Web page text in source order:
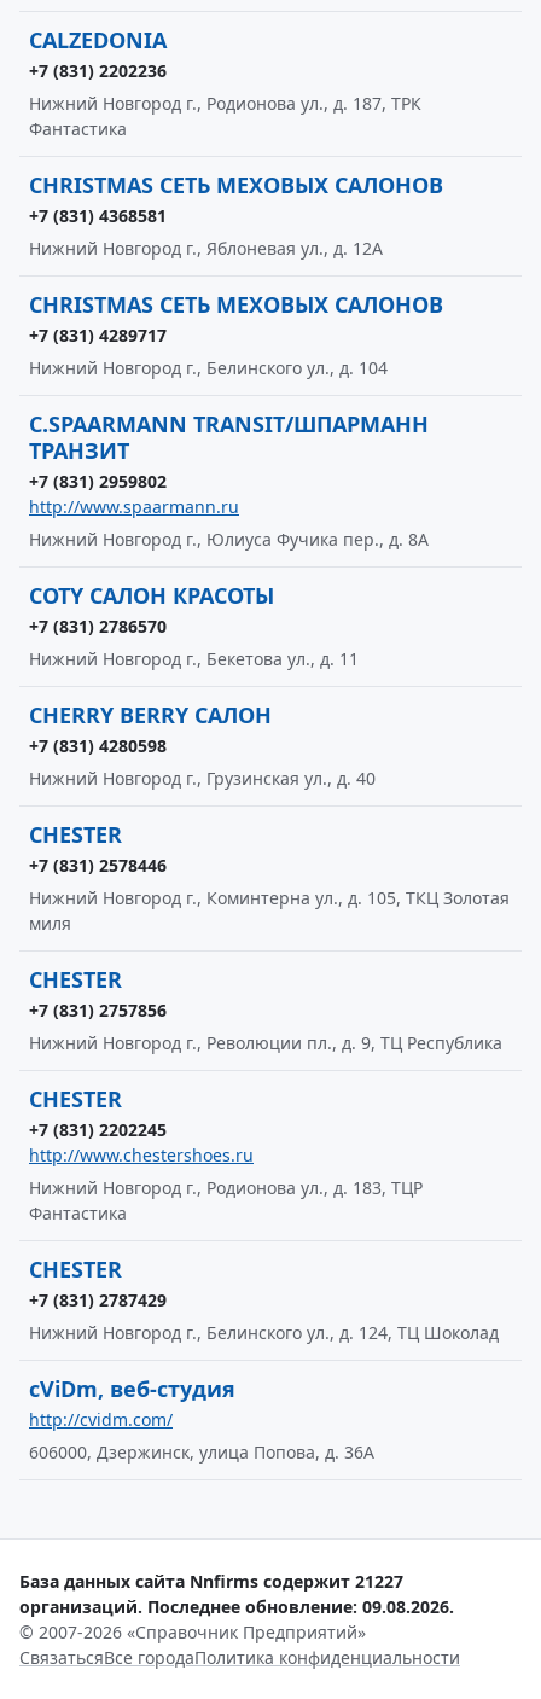
CALZEDONIA
+7 (831) 2202236
Нижний Новгород г., Родионова ул., д. 187, ТРК
Фантастика
CHRISTMAS СЕТЬ МЕХОВЫХ САЛОНОВ
+7 (831) 4368581
Нижний Новгород г., Яблоневая ул., д. 12А
CHRISTMAS СЕТЬ МЕХОВЫХ САЛОНОВ
+7 (831) 4289717
Нижний Новгород г., Белинского ул., д. 104
C.SPAARMANN TRANSIT/ШПАРМАНН
ТРАНЗИТ
+7 (831) 2959802
http://www.spaarmann.ru
Нижний Новгород г., Юлиуса Фучика пер., д. 8А
COTY САЛОН КРАСОТЫ
+7 (831) 2786570
Нижний Новгород г., Бекетова ул., д. 11
CHERRY BERRY САЛОН
+7 (831) 4280598
Нижний Новгород г., Грузинская ул., д. 40
CHESTER
+7 (831) 2578446
Нижний Новгород г., Коминтерна ул., д. 105, ТКЦ Золотая
миля
CHESTER
+7 (831) 2757856
Нижний Новгород г., Революции пл., д. 9, ТЦ Республика
CHESTER
+7 (831) 2202245
http://www.chestershoes.ru
Нижний Новгород г., Родионова ул., д. 183, ТЦР
Фантастика
CHESTER
+7 (831) 2787429
Нижний Новгород г., Белинского ул., д. 124, ТЦ Шоколад
cViDm, веб-студия
http://cvidm.com/
606000, Дзержинск, улица Попова, д. 36А
База данных сайта Nnfirms содержит 21227
организаций. Последнее обновление: 09.08.2026.
© 2007-2026 «Справочник Предприятий»
СвязатьсяВсе городаПолитика конфиденциальности